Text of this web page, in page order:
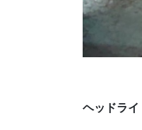
ヘッドラ